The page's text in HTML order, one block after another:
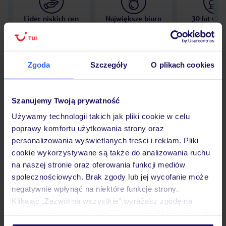
Zgoda Szczegóły O plikach cookies
Szanujemy Twoją prywatność
Używamy technologii takich jak pliki cookie w celu
poprawy komfortu użytkowania strony oraz
personalizowania wyświetlanych treści i reklam. Pliki
cookie wykorzystywane są także do analizowania ruchu
na naszej stronie oraz oferowania funkcji mediów
społecznościowych. Brak zgody lub jej wycofanie może
negatywnie wpłynąć na niektóre funkcje strony.
Klikając „Zezwól na wszystkie” wyrażasz zgodę na
Lider niskich cen
Największe biuro
30 lat w
Opinie
Pokoje
Wyżywienie